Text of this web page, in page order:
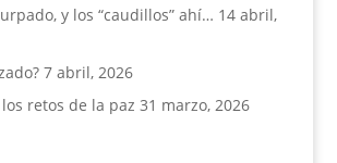
y los “caudillos” ahí… 14 abril,
7 abril, 2026
retos de la paz 31 marzo, 2026